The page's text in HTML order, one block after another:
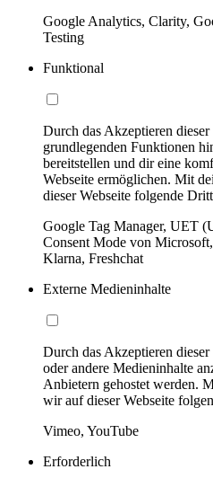
Google Analytics, Clarity,
Testing
Funktional
Durch das Akzeptieren
grundlegenden Funktionen
bereitstellen und dir eine
Webseite ermöglichen. Mit
dieser Webseite folgende
Google Tag Manager, UET
Consent Mode von
Klarna, Freshchat
Externe Medieninhalte
Durch das Akzeptieren
oder andere Medieninhalte
Anbietern gehostet werden.
wir auf dieser Webseite
Vimeo, YouTube
Erforderlich